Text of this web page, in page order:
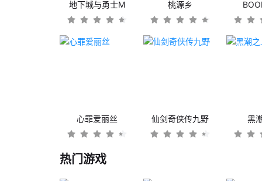
地下城与勇士M 桃源乡
心罪爱丽丝 仙剑奇侠传九野 黑
热门游戏